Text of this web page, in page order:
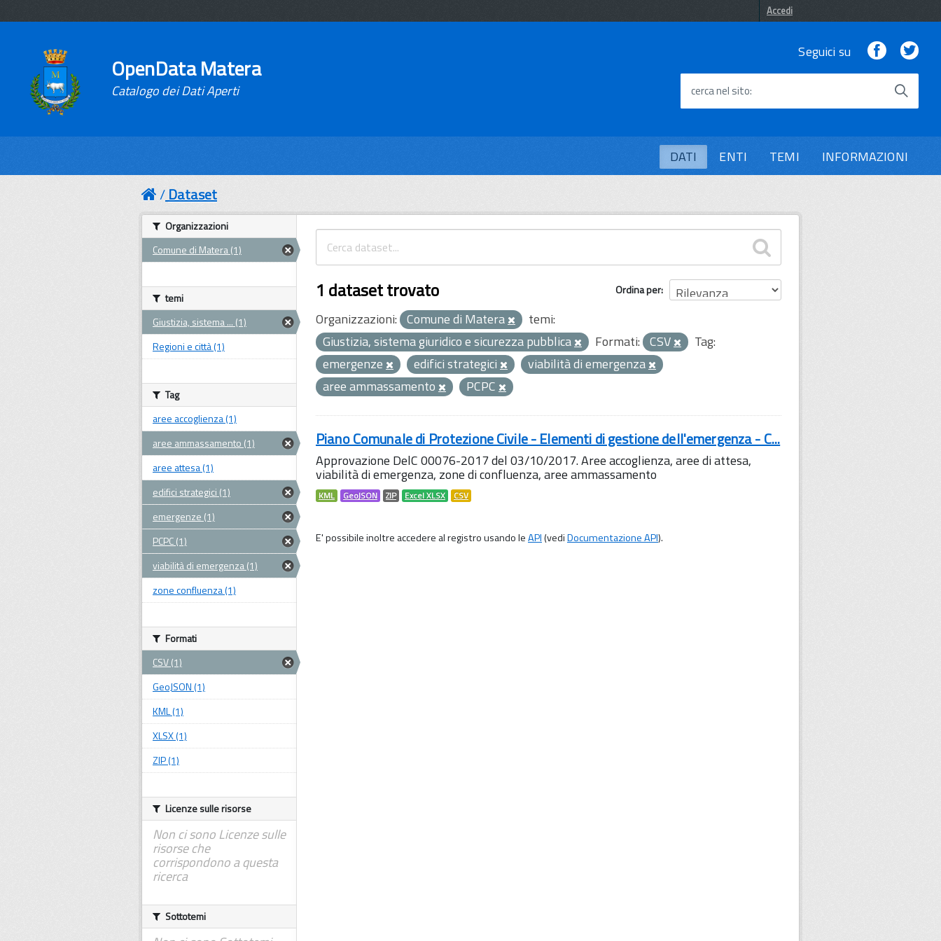
Accedi
OpenData Matera
Catalogo dei Dati Aperti
Seguici su Facebook
cerca nel sito
DATI ENTI TEMI INFORMAZIONI
Dataset
Ordina per
1 dataset trovato
Organizzazioni: Comune di Matera
temi:
Giustizia, sistema giuridico e sicurezza pubblica
Formati: CSV
Tag:
emergenze
edifici strategici
viabilità di emergenza
aree ammassamento
PCPC
Piano Comunale di Protezione Civile - Elementi di gestione dell'emergenza - C...
Approvazione DelC 00076-2017 del 03/10/2017. Aree accoglienza, aree di attesa,
viabilità di emergenza, zone di confluenza, aree ammassamento
KML GeoJSON ZIP Excel XLSX CSV
E' possibile inoltre accedere al registro usando leAPI(vediDocumentazione API).
Organizzazioni
Comune di Matera (1)
temi
Giustizia, sistema ... (1)
Regioni e città (1)
Tag
aree accoglienza (1)
aree ammassamento (1)
aree attesa (1)
edifici strategici (1)
emergenze (1)
PCPC (1)
viabilità di emergenza (1)
zone confluenza (1)
Formati
CSV (1)
GeoJSON (1)
KML (1)
XLSX (1)
ZIP (1)
Licenze sulle risorse
Non ci sono Licenze sulle
risorse che
corrispondono a questa
ricerca
Sottotemi